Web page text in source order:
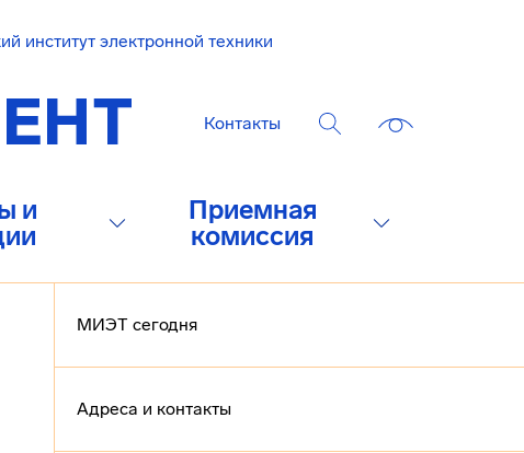
институт электронной техники
Контакты
и
Приемная
комиссия
МИЭТ сегодня
Адреса и контакты